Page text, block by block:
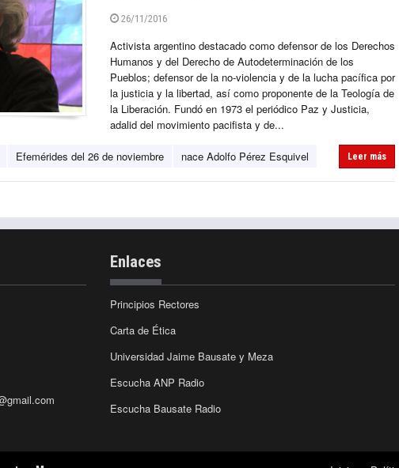
26/11/2016
Activista argentino destacado como defensor de los Derechos
Humanos y del Derecho de Autodeterminación de los
Pueblos; defensor de la no-violencia y de la lucha pacífica por
la justicia y la libertad, así como proponente de la Teología de
la Liberación. Fundó en 1973 el periódico Paz y Justicia,
adalid del movimiento pacifista y de...
Efemérides del 26 de noviembre nace Adolfo Pérez Esquivel Leer más
Enlaces
Principios Rectores
Carta de Ética
Universidad Jaime Bausate y Meza
Escucha ANP Radio
Escucha Bausate Radio